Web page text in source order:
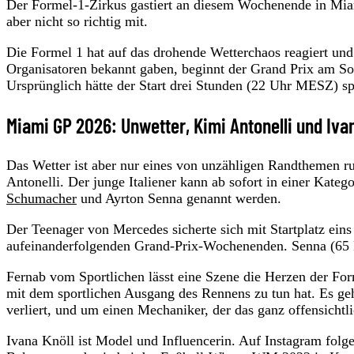
Der Formel-1-Zirkus gastiert an diesem Wochenende in
aber nicht so richtig mit.
Die Formel 1 hat auf das drohende Wetterchaos reagiert
Organisatoren bekannt gaben, beginnt der Grand Prix am
Ursprünglich hätte der Start drei Stunden (22 Uhr MESZ)
Miami GP 2026: Unwetter, Kimi Antonelli und
Das Wetter ist aber nur eines von unzähligen
Antonelli. Der junge Italiener kann ab sofort in einer
Schumacher und Ayrton Senna genannt werden.
Der Teenager von Mercedes sicherte sich mit Startplatz
aufeinanderfolgenden Grand-Prix-Wochenenden. Senna
Fernab vom Sportlichen lässt eine Szene die Herzen der
mit dem sportlichen Ausgang des Rennens zu tun hat. Es
verliert, und um einen Mechaniker, der das ganz
Ivana Knöll ist Model und Influencerin. Auf Instagram